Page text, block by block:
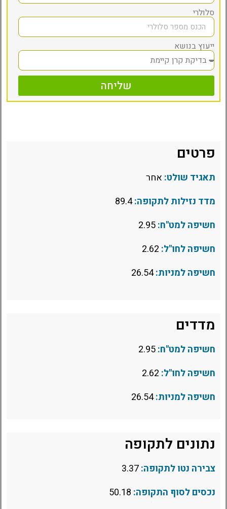
סלולרי
ייעוץ בנושא
שליחה
פרטים
תאגיד שולט: אחר
מדד נזילות לתקופה:89.4
חשיפה למט"ח:
חשיפה לחו"ל:
חשיפה למניות:26.54
מדדים
חשיפה למט"ח:
חשיפה לחו"ל:
חשיפה למניות:26.54
נתונים לתקופה
צבירה נטו לתקופה:
נכסים לסוף התקופה: